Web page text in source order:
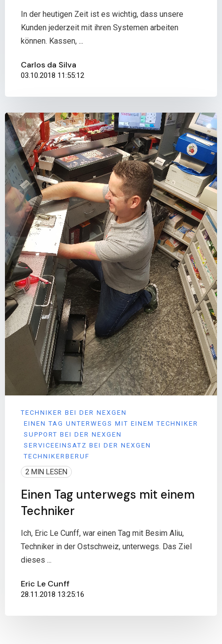
In der heutigen Zeit ist es wichtig, dass unsere
Kunden jederzeit mit ihren Systemen arbeiten
können. Kassen, ...
Carlos da Silva
03.10.2018 11:55:12
TECHNIKER BEI DER NEXGEN
EINEN TAG UNTERWEGS MIT EINEM TECHNIKER
SUPPORT BEI DER NEXGEN
SERVICEEINSATZ BEI DER NEXGEN
TECHNIKERBERUF
2 MIN LESEN
Einen Tag unterwegs mit einem
Techniker
Ich, Eric Le Cunff, war einen Tag mit Besim Aliu,
Techniker in der Ostschweiz, unterwegs. Das Ziel
dieses ...
Eric Le Cunff
28.11.2018 13:25:16